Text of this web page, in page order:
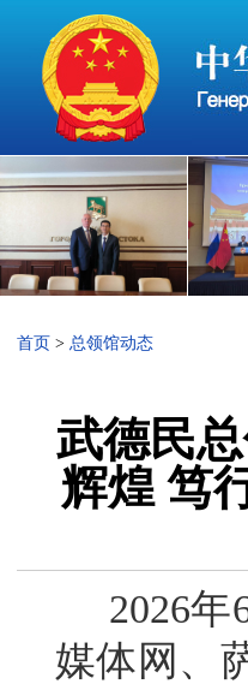
首页 > 总领馆动态
武德民
辉煌 笃
2026
媒体网、